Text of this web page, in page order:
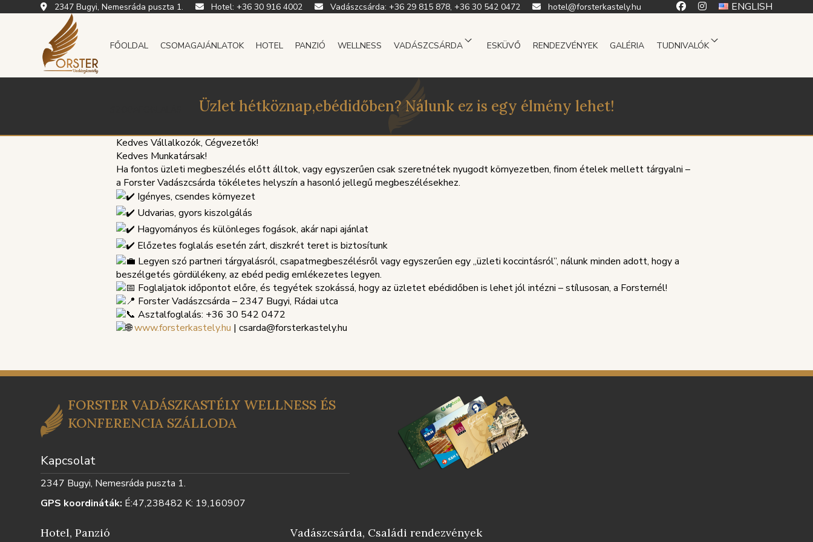
2347 Bugyi, Nemesráda puszta 1. Hotel: +36 30 916 4002 Vadászcsárda: +36 29 815 878, +36 30 542 0472 hotel@forsterkastely.hu ENGLISH
FŐOLDAL CSOMAGAJÁNLATOK HOTEL PANZIÓ WELLNESS VADÁSZCSÁRDA ESKÜVŐ RENDEZVÉNYEK GALÉRIA TUDNIVALÓK
Üzlet hétköznap,ebédidőben? Nálunk ez is egy élmény lehet!
Kedves Vállalkozók, Cégvezetők!
Kedves Munkatársak!
Ha fontos üzleti megbeszélés előtt álltok, vagy egyszerűen csak szeretnétek nyugodt környezetben, finom ételek mellett tárgyalni –
a Forster Vadászcsárda tökéletes helyszín a hasonló jellegű megbeszélésekhez.
Igényes, csendes környezet
Udvarias, gyors kiszolgálás
Hagyományos és különleges fogások, akár napi ajánlat
Előzetes foglalás esetén zárt, diszkrét teret is biztosítunk
Legyen szó partneri tárgyalásról, csapatmegbeszélésről vagy egyszerűen egy „üzleti koccintásról”, nálunk minden adott, hogy a
beszélgetés gördülékeny, az ebéd pedig emlékezetes legyen.
Foglaljatok időpontot előre, és tegyétek szokássá, hogy az üzletet ebédidőben is lehet jól intézni – stílusosan, a Forsternél!
Forster Vadászcsárda – 2347 Bugyi, Rádai utca
Asztalfoglalás: +36 30 542 0472
www.forsterkastely.hu | csarda@forsterkastely.hu
FORSTER VADÁSZKASTÉLY WELLNESS ÉS
KONFERENCIA SZÁLLODA
Kapcsolat
2347 Bugyi, Nemesráda puszta 1.
GPS koordináták: É:47,238482 K: 19,160907
Hotel, Panzió Vadászcsárda, Családi rendezvények